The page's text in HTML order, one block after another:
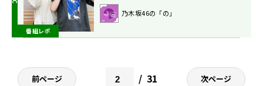
番組レポ
り！
乃木坂46の「の」
前ページ 31 次ページ